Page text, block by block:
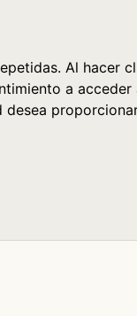
Al hacer
a
desea